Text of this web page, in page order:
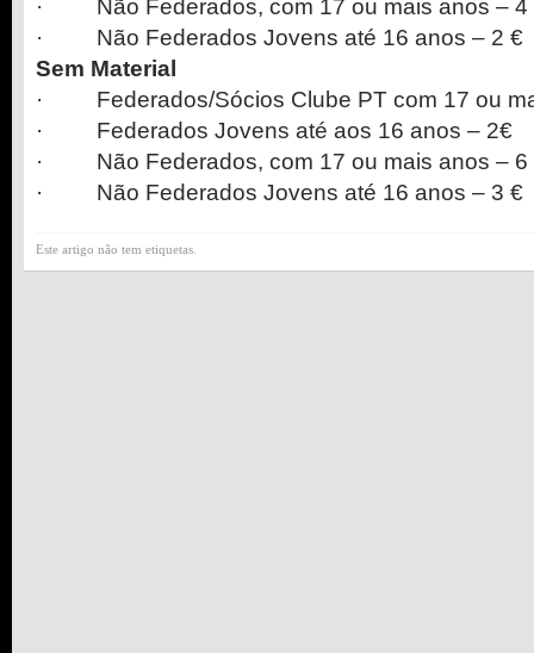
· Não Federados, com 17 ou mais anos – 4
· Não Federados Jovens até 16 anos – 2 €
Sem Material
· Federados/Sócios Clube PT com 17 ou
· Federados Jovens até aos 16 anos – 2€
· Não Federados, com 17 ou mais anos – 6
· Não Federados Jovens até 16 anos – 3 €
Este artigo não tem etiquetas.